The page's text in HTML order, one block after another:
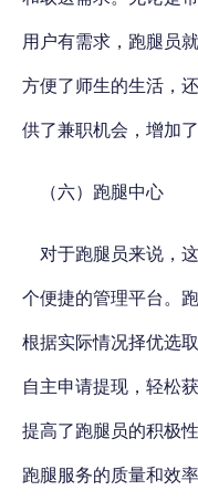
用户有需求，跑腿员
方便了师生的生活，
供了兼职机会，增加
（六）跑腿中心
对于跑腿员来说，
个便捷的管理平台。
根据实际情况择优选
自主申请提现，轻松
提高了跑腿员的积极
跑腿服务的质量和效率